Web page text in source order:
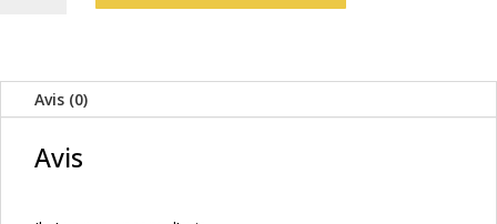
BOUGIES
DE
PRÉCHAUFFAGE
6PCS
Avis (0)
Avis